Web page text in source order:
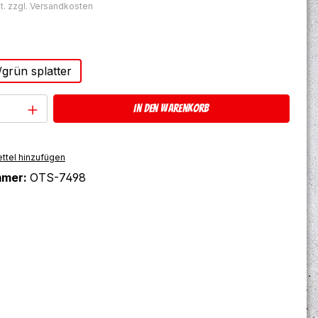
zzgl. Versandkosten
splatter
Anzahl: Gib den gewünschten Wert
In den Warenkorb
hinzufügen
OTS-7498